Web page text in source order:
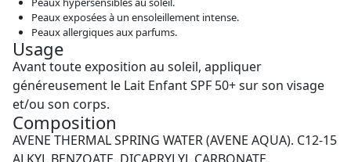
Peaux exposées à un ensoleillement intense.
Peaux allergiques aux parfums.
Usage
Avant toute exposition au soleil, appliquer
généreusement le Lait Enfant SPF 50+ sur son visage
et/ou son corps.
Composition
AVENE THERMAL SPRING WATER (AVENE AQUA). C12-15